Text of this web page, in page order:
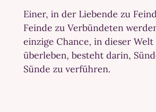
Einer, in der Liebende zu
Feinde zu Verbündeten
einzige Chance, in dieser Welt
überleben, besteht darin,
Sünde zu verführen.